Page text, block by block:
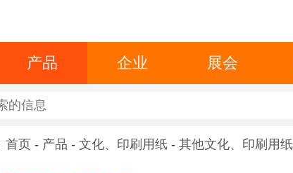
产品 企业 展会
首页 - 产品 - 文化、印刷用纸 - 其他文化、印刷用纸